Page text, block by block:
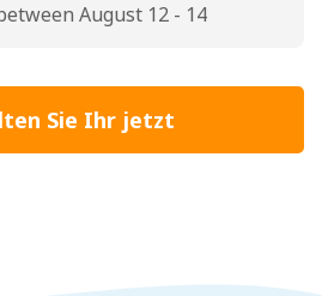
August 12 - 14
Sie Ihr jetzt